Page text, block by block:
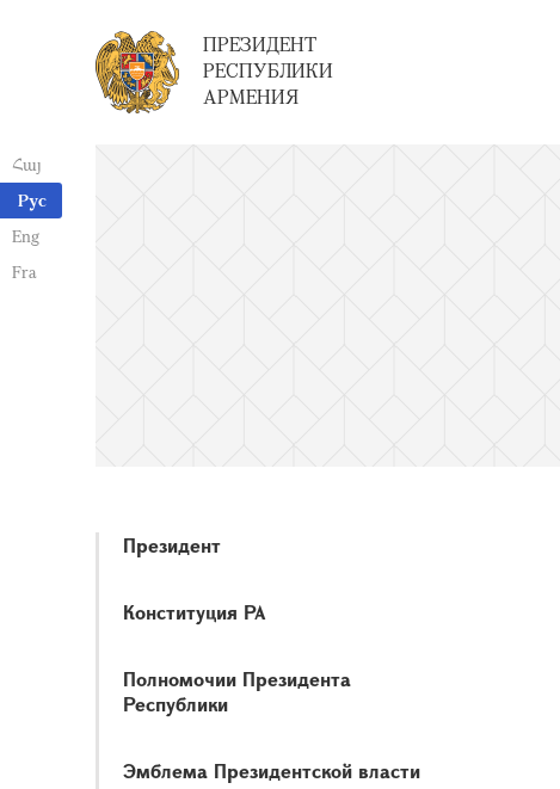
Հայ
Рус
Eng
Fra
ПРЕЗИДЕНТ
РЕСПУБЛИКИ
АРМЕНИЯ
Президент
Конституция РА
Полномочии Президента
Республики
Эмблема Президентской власти